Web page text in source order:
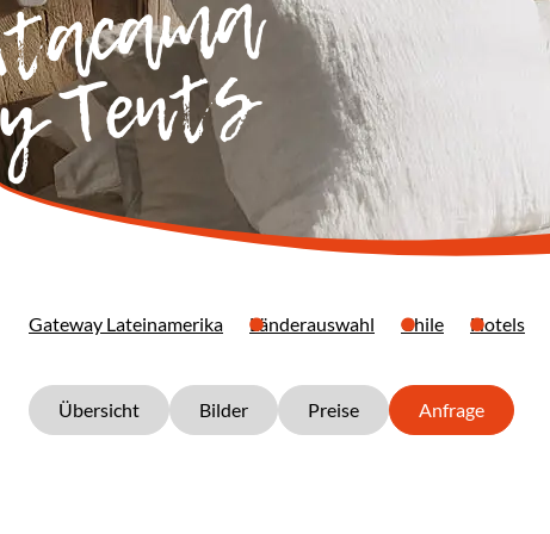
Tents
Gateway Lateinamerika Länderauswahl Chile Hotels
Übersicht Bilder Preise Anfrage